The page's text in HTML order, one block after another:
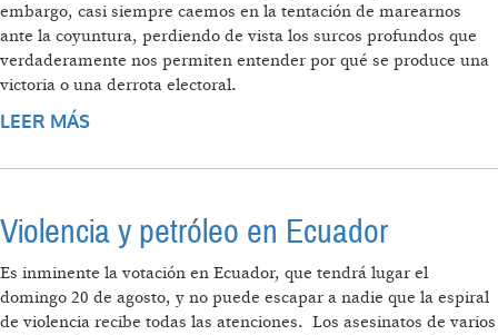
embargo, casi siempre caemos en la tentación de marearnos
ante la coyuntura, perdiendo de vista los surcos profundos que
verdaderamente nos permiten entender por qué se produce una
victoria o una derrota electoral.
LEER MÁS
Violencia y petróleo en Ecuador
Es inminente la votación en Ecuador, que tendrá lugar el
domingo 20 de agosto, y no puede escapar a nadie que la espiral
de violencia recibe todas las atenciones. Los asesinatos de varios